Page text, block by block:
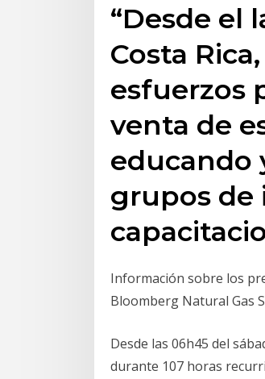
“Desde el
Costa
esfuerzos
venta de
educando
grupos de
Información sobre los
Bloomberg Natural Gas
Desde las 06h45 del
durante 107 horas